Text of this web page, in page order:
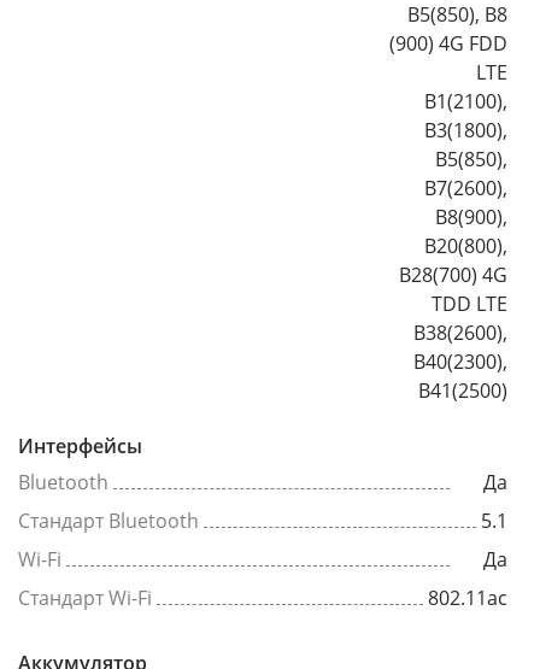
B5(850), B8
(900) 4G FDD
LTE
B1(2100),
B3(1800),
B5(850),
B7(2600),
B8(900),
B20(800),
B28(700) 4G
TDD LTE
B38(2600),
B40(2300),
B41(2500)
Интерфейсы
Bluetooth
Да
Стандарт Bluetooth
5.1
Wi-Fi
Да
Стандарт Wi-Fi
802.11ac
Аккумулятор